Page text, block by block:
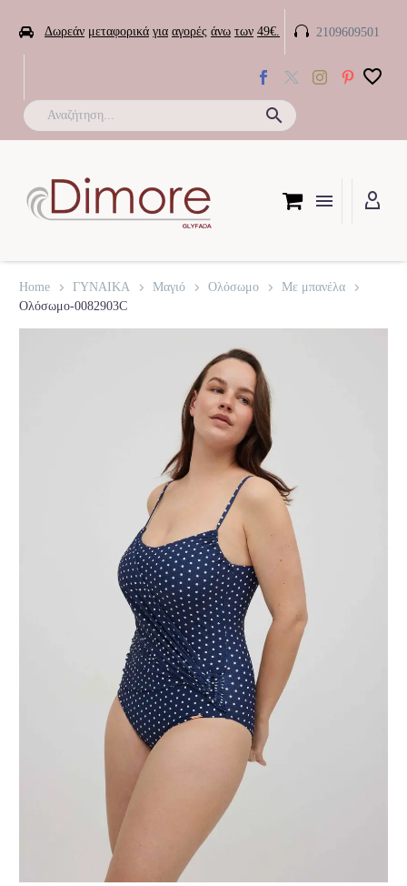
 Δωρεάν μεταφορικά για αγορές άνω των 49€. 
 2109609501
Home ΓΥΝΑΙΚΑ Μαγιό Ολόσωμο
Με μπανέλα
Ολόσωμο-0082903C